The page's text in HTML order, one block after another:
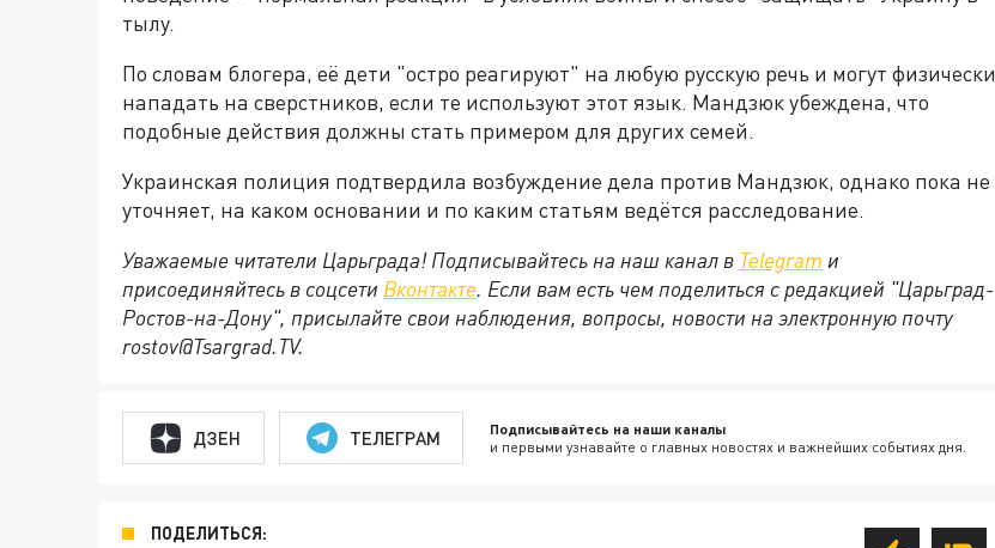
тылу.
По словам блогера, её дети "остро реагируют" на любую русскую речь и могут физически
нападать на сверстников, если те используют этот язык. Мандзюк убеждена, что
подобные действия должны стать примером для других семей.
Украинская полиция подтвердила возбуждение дела против Мандзюк, однако пока не
уточняет, на каком основании и по каким статьям ведётся расследование.
Уважаемые читатели Царьграда! Подписывайтесь на наш канал в Telegram и
присоединяйтесь в соцсети Вконтакте. Если вам есть чем поделиться с редакцией "Царьград-
Ростов-на-Дону", присылайте свои наблюдения, вопросы, новости на электронную почту
rostov@Tsargrad.ТV.
ДЗЕН ТЕЛЕГРАМ Подписывайтесь на наши каналы
и первыми узнавайте о главных новостях и важнейших событиях дня.
ПОДЕЛИТЬСЯ: